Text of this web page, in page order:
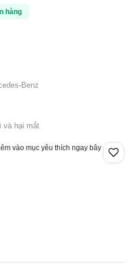
hàng
Benz
và hại mắt
vào mục yêu thích ngay bây